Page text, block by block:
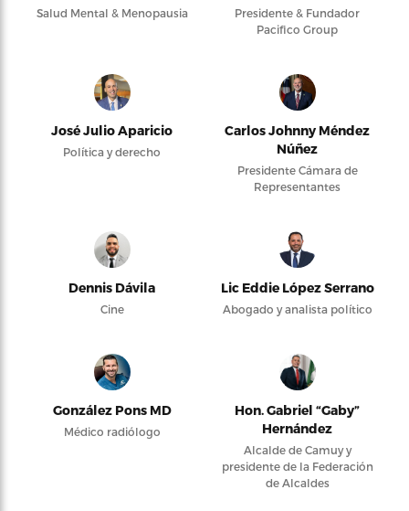
Salud Mental & Menopausia
Presidente & Fundador
Pacifico Group
José Julio Aparicio
Política y derecho
Carlos Johnny Méndez
Núñez
Presidente Cámara de
Representantes
Dennis Dávila
Cine
Lic Eddie López Serrano
Abogado y analista político
González Pons MD
Médico radiólogo
Hon. Gabriel “Gaby”
Hernández
Alcalde de Camuy y
presidente de la Federación
de Alcaldes